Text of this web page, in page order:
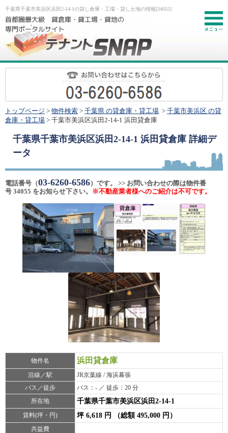
千葉県千葉市美浜区浜田2-14-1の貸し倉庫・工場・貸し土地の情報[34055]
トップページ > 物件検索 > 千葉県 の貸倉庫・貸工場 > 千葉市美浜区 の貸
倉庫・貸工場 > 千葉市美浜区浜田2-14-1 浜田貸倉庫
千葉県千葉市美浜区浜田2-14-1 浜田貸倉庫 詳細デ
ータ
電話番号（03-6260-6586）です。 >> お問い合わせの際は物件番
号 34055 をお知らせ下さい。
※不動産業者様へのご紹介は不可です。
物件名 浜田貸倉庫
沿線／駅
JR京葉線 / 海浜幕張
バス／徒歩
バス：- ／ 徒歩：20 分
所在地
千葉県千葉市美浜区浜田2-14-1
賃料(坪・円) 坪 6,618 円 （総額 495,000 円）
共益費